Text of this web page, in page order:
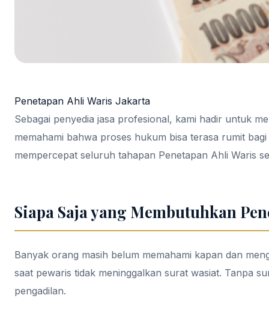
Penetapan Ahli Waris Jakarta
Sebagai penyedia jasa profesional, kami hadir untuk
memahami bahwa proses hukum bisa terasa rumit
mempercepat seluruh tahapan Penetapan Ahli Waris
Siapa Saja yang Membutuhkan
Banyak orang masih belum memahami kapan dan
saat pewaris tidak meninggalkan surat wasiat. Tanpa
pengadilan.